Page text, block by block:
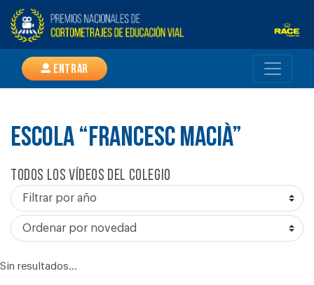
Entrar
ESCOLA “FRANCESC MACIÀ”
Todos los vídeos del colegio
Sin resultados...